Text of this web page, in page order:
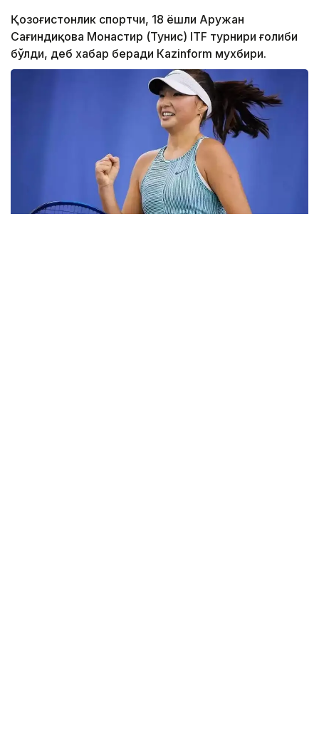
Қозоғистонлик спортчи, 18 ёшли Аружан
Сағиндиқова Монастир (Тунис) ITF турнири ғолиби
бўлди, деб хабар беради Каzinform мухбири.